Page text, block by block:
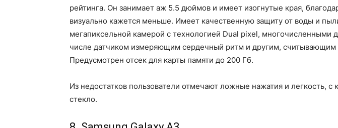
рейтинга. Он занимает аж 5.5 дюймов и имеет изогнутые края,
визуально кажется меньше. Имеет качественную защиту от воды и
мегапиксельной камерой с технологией Dual pixel, многочисленными
числе датчиком измеряющим сердечный ритм и другим, считывающим
Предусмотрен отсек для карты памяти до 200 Гб.
Из недостатков пользователи отмечают ложные нажатия и легкость, с
стекло.